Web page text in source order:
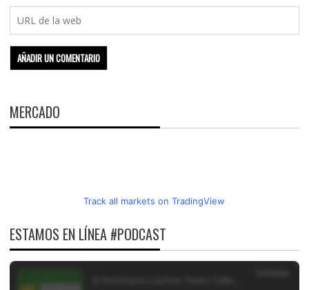
MERCADO
Track all markets on TradingView
ESTAMOS EN LÍNEA #PODCAST